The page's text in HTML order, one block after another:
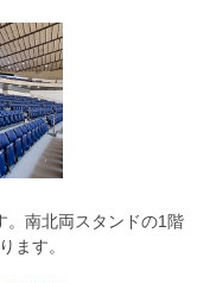
。南北両スタンドの1階
ます。